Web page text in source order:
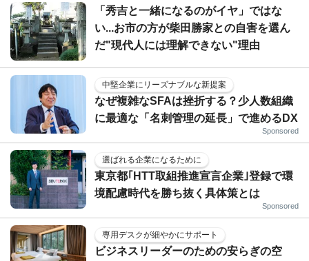
「秀吉と一緒になるのがイヤ」ではな
い...お市の方が柴田勝家との自害を選ん
だ"現代人には理解できない"理由
中堅企業にリーズナブルな新提案
なぜ複雑なSFAは挫折する？少人数組織
に最適な「名刺管理の延長」で進めるDX
Sponsored
選ばれる企業になるために
東京都｢HTT取組推進宣言企業｣登録で環
境配慮時代を勝ち抜く具体策とは
Sponsored
専用デスクが細やかにサポート
ビジネスリーダーのための安らぎの空